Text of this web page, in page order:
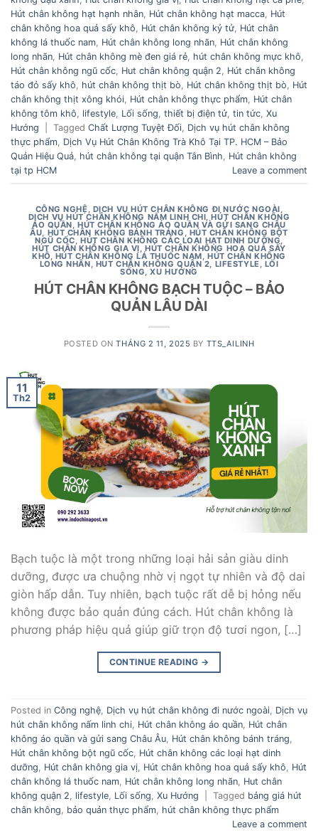
Hút chân không hạt hạnh nhân Hút chân không hạt macca Hút
chân không hoa quả sấy khô
Hút chân không kỷ tử Hút chân
không lá thuốc nam Hút chân không long nhãn Hút chân không
long nhãn Hút chân không mè đen giá rẻ hút chân không mực khô
Hút chân không ngũ cốc Hut chân không quận 2
Hút chân không
táo đỏ sấy khô
hút chân không thịt bò Hút chân không thịt bò
Hút
chân không thịt xông khói Hút chân không thực phẩm Hút chân
không tôm khô
lifestyle Lối sống thiết bị điện tử tin tức Xu
Hướng
Tagged Chất Lượng Tuyệt Đối Dịch vụ hút chân không
thực phẩm Dịch Vụ Hút Chân Không Trà Khô Tại TP. HCM – Bảo
Quản Hiệu Quả hút chân không tại quận Tân Bình
Hút chân không
tại tp HCM
Leave a comment
CÔNG NGHỆ, DỊCH VỤ HÚT CHÂN KHÔNG ĐI NƯỚC NGOÀI,
DỊCH VỤ HÚT CHÂN KHÔNG NẤM LINH CHI,HÚT CHÂN KHÔNG
ÁO QUẦN,HÚT CHÂN KHÔNG ÁO QUẦN VÀ GỬI SANG CHÂU
ÂU, HÚT CHÂN KHÔNG BÁNH TRÁNG , HÚT CHÂN KHÔNG BỘT
NGŨ CỐC,HÚT CHÂN KHÔNG CÁC LOẠI HẠT DINH DƯỠNG,
HÚT CHÂN KHÔNG GIA VỊ,HÚT CHÂN KHÔNG HOA QUẢ SẤY
KHÔ, HÚT CHÂN KHÔNG LÁ THUỐC NAM,HÚT CHÂN KHÔNG
LONG NHÃN, HUT CHÂN KHÔNG QUẬN 2, LIFESTYLE, LỐI
SỐNG,XU HƯỚNG
HÚT CHÂN KHÔNG BẠCH TUỘC – BẢO
QUẢN LÂU DÀI
POSTED ONTHÁNG 2 11, 2025 BY TTS_AILINH
11
Th2
Bạch tuộc là một trong những loại hải sản giàu dinh
dưỡng, được ưa chuộng nhờ vị ngọt tự nhiên và độ dai
giòn hấp dẫn. Tuy nhiên, bạch tuộc rất dễ bị hỏng nếu
không được bảo quản đúng cách. Hút chân không là
phương pháp hiệu quả giúp giữ trọn độ tươi ngon, […]
CONTINUE READING →
Posted in Công nghệ, Dịch vụ hút chân không đi nước ngoài, Dịch vụ
hút chân không nấm linh chi, Hút chân không áo quần, Hút chân
không áo quần và gửi sang Châu Âu, Hút chân không bánh tráng,
Hút chân không bột ngũ cốc, Hút chân không các loại hạt dinh
dưỡng, Hút chân không gia vị, Hút chân không hoa quả sấy khô, Hút
chân không lá thuốc nam, Hút chân không long nhãn, Hut chân
không quận 2, lifestyle, Lối sống, Xu Hướng Tagged bảng giá hút
chân không, bảo quản thực phẩm, hút chân không thực phẩm
Leave a comment